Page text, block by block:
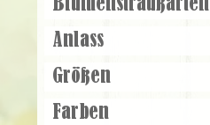
Blumenstraußarten
Anlass
Größen
Farben